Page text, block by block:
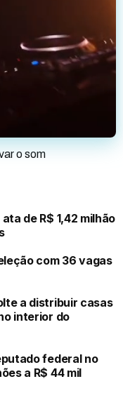
o som
de R$ 1,42 milhão
com 36 vagas
a distribuir casas
interior do
federal no
a R$ 44 mil